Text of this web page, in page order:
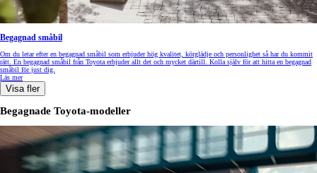
Begagnad småbil
Om du letar efter en begagnad småbil som erbjuder hög kvalitet, körglädje och personlighet så har du kommit
rätt. En begagnad småbil från Toyota erbjuder allt det och mycket därtill. Kolla själv för att hitta en begagnad
småbil för just dig.
Läs mer
Visa fler
Begagnade Toyota-modeller